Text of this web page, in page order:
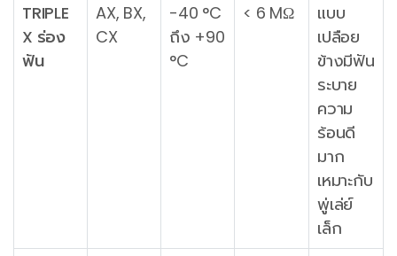
TRIPLE
X ร่อง
ฟัน
AX, BX,
CX
-40 °C
ถึง +90
°C
< 6 MΩ
แบบ
เปลือย
ข้างมีฟัน
ระบาย
ความ
ร้อนดี
มาก
เหมาะกับ
พู่เล่ย์
เล็ก